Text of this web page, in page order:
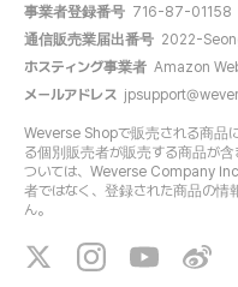
事業者登録番号 716-87-01158
通信販売業届出番号 2022-
ホスティング事業者 Amazon
メールアドレス
Weverse Shopで販売される商品
る個別販売者が販売する商品が
ついては、Weverse Company
者ではなく、登録された商品の情
ん。